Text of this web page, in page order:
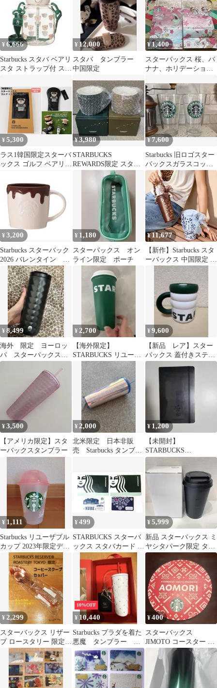
¥ 6,666
Starbucks スタバ ベアリ
スタ ストラップ付 スト
¥ 12,000
スタバ タンブラー
中国限定
¥1,400
スターバックス 桜、バ
ナナ、ホリデーショッ
¥5,300
ラス1韓国限定スターバ
ックス ゴルフ ベアリス
ブラック
¥3,980
STARBUCKS
REWARDS限定 スター
マグ グリーン&ブラ
ウン2色セット
¥7,600
Starbucks 旧ロゴスター
バックスガラスコップ
激レア 土日限定セー
ル
¥ 3,200
Starbucks スターバック
2026 バレンタイン マ
グカップ
¥ 1,180
スターバックス オン
ライン限定 ポーチ
¥ 11,677
【新作】Starbucks スタ
ーバックス 中国限定 レ
オパードコーヒーシリ
ーズ 2WAYステンレス
タンブラー 470ml チェ
ーンハンドル リボン付
き ブラウン／ライトブ
¥8,499
海外 限定 ヨーロッ
パ スターバックス
マットブラック ステ
ンレスタンブラー
¥ 2,700
【海外限定】
STARBUCKS リユーザ
ブルカップ 591ml
¥9,600
【新品 レア】スター
バックス 蓋付きステン
レスマグ 海外限定 タ
ンブラー
¥3,500
【アメリカ限定】スタ
ーバックスタンブラー
¥2,000
北米限定 日本非販
売 Starbucks タンブラ
¥ 1,200
【未開封】
STARBUCKS
REWARDS限定 モレス
キン ノートブック
¥ 1,111
Starbucks リユーザブル
カップ 2023年限定デザ
イン
¥499
STARBUCKS スターバ
ックス スタバカード 2
¥5,999
新品 スターバックス ミ
ヤシタパーク限定 タン
ブラー マットブラック
¥ 2,299
スターバックス リザー
ブ ロースタリー 限定
コーヒースクープ カッ
パー
10%OFF
¥ 10,440
Starbucks プラダを着た
悪魔 タンブラー 中
国限定
¥400
スターバックス
JIMOTO コースター 青
森